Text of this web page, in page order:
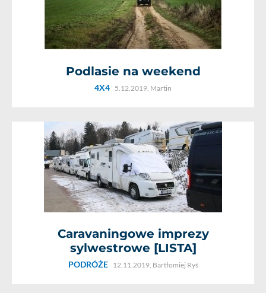
Podlasie na weekend
4X4 5.12.2019, Martin
Caravaningowe imprezy
sylwestrowe [LISTA]
PODRÓŻE 12.11.2019, Bartłomiej Ryś